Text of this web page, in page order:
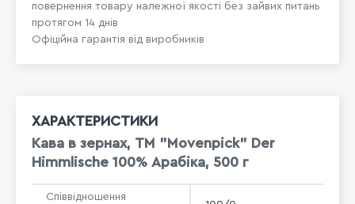
повернення товару належної якості без зайвих питань
протягом 14 днів
Офіційна гарантія від виробників
ХАРАКТЕРИСТИКИ
Кава в зернах, TM "Movenpick" Der
Himmlische 100% Арабіка, 500 г
Співвідношення